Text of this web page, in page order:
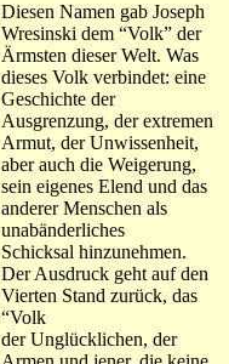
Diesen Namen gab Joseph
Wresinski dem “Volk” der
Ärmsten dieser Welt. Was
dieses Volk verbindet: eine
Geschichte der
Ausgrenzung, der extremen
Armut, der Unwissenheit,
aber auch die Weigerung,
sein eigenes Elend und das
anderer Menschen als
unabänderliches
Schicksal hinzunehmen.
Der Ausdruck geht auf den
Vierten Stand zurück, das
“Volk
der Unglücklichen, der